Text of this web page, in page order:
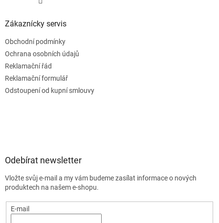
Zákaznícky servis
Obchodní podmínky
Ochrana osobních údajů
Reklamační řád
Reklamační formulář
Odstoupení od kupní smlouvy
Odebírat newsletter
Vložte svůj e-mail a my vám budeme zasílat informace o nových
produktech na našem e-shopu.
E-mail